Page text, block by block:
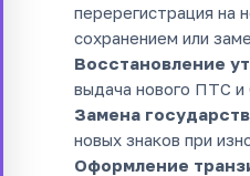
перерегистрация на
сохранением или
Восстановление
выдача нового ПТС и
Замена
новых знаков при
Оформление